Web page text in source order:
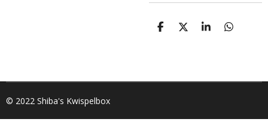
D
D
S
D
© 2022 Shiba's Kwispelbox